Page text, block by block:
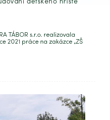
TÁBOR s.r.o. realizovala
2021 práce na zakázce „ZŠ